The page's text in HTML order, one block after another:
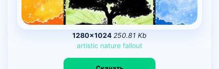
1280×1024 250.81 Kb
artistic nature fallout